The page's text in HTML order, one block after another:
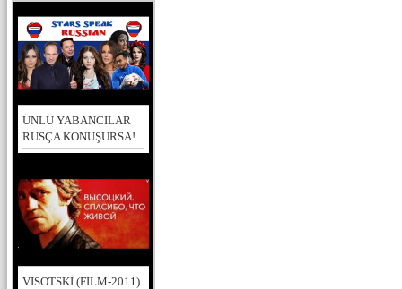
ÜNLÜ YABANCILAR
RUSÇA KONUŞURSA!
VISOTSKİ (FILM-2011)